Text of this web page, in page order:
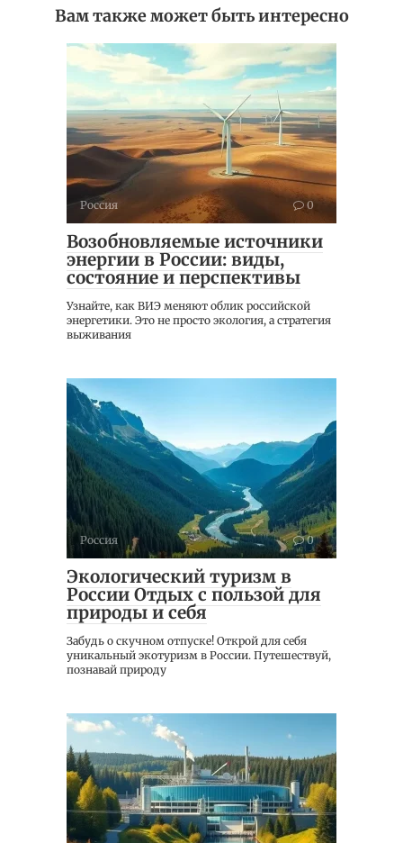
Вам также может быть интересно
Россия 0
Возобновляемые источники
энергии в России: виды,
состояние и перспективы
Узнайте, как ВИЭ меняют облик российской
энергетики. Это не просто экология, а стратегия
выживания
Россия 0
Экологический туризм в
России Отдых с пользой для
природы и себя
Забудь о скучном отпуске! Открой для себя
уникальный экотуризм в России. Путешествуй,
познавай природу